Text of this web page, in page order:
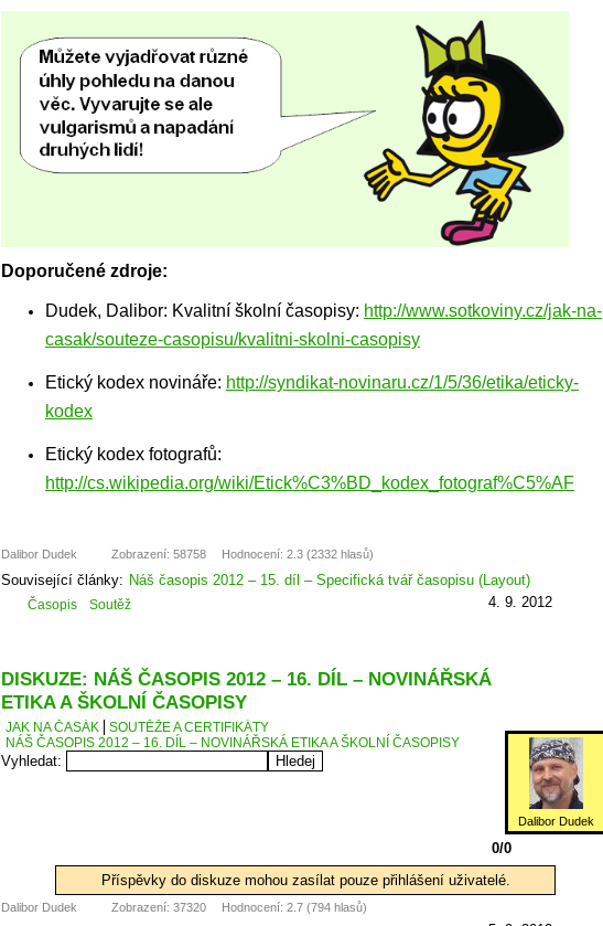
Doporučené zdroje:
Dudek, Dalibor: Kvalitní školní časopisy: http://www.sotkoviny.cz/jak-na-
casak/souteze-casopisu/kvalitni-skolni-casopisy
Etický kodex novináře: http://syndikat-novinaru.cz/1/5/36/etika/eticky-
kodex
Etický kodex fotografů:
http://cs.wikipedia.org/wiki/Etick%C3%BD_kodex_fotograf%C5%AF
Dalibor Dudek Zobrazení: 58758 Hodnocení: 2.3 (2332 hlasů)
Související články: Náš časopis 2012 – 15. díl – Specifická tvář časopisu (Layout)
Časopis Soutěž 4. 9. 2012
DISKUZE: NÁŠ ČASOPIS 2012 – 16. DÍL – NOVINÁŘSKÁ
ETIKA A ŠKOLNÍ ČASOPISY
Dalibor Dudek
JAK NA ČASÁK
SOUTĚŽE A CERTIFIKÁTY
NÁŠ ČASOPIS 2012 – 16. DÍL – NOVINÁŘSKÁ ETIKA A ŠKOLNÍ ČASOPISY
Vyhledat:
0/0
Příspěvky do diskuze mohou zasílat pouze přihlášení uživatelé.
Dalibor Dudek Zobrazení: 37320 Hodnocení: 2.7 (794 hlasů)